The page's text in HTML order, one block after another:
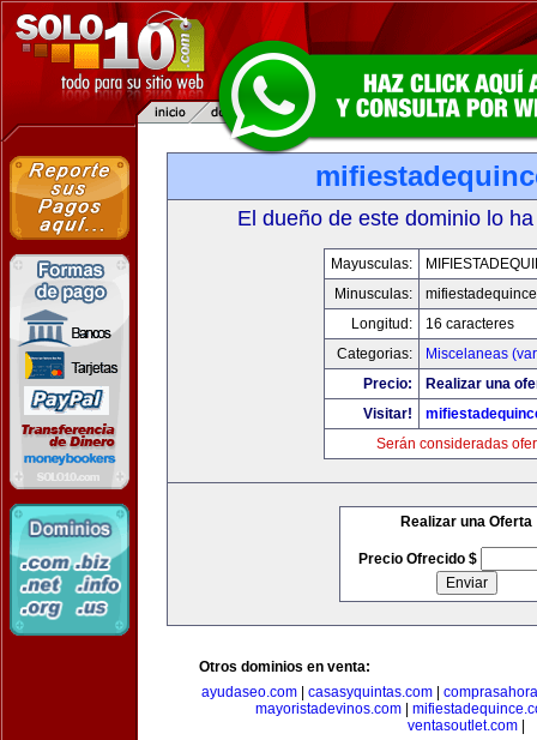
El dueño de este dominio lo
Mayusculas:
Minusculas:
Longitud:
16 caracteres
Categorias:
Miscelaneas
Precio:
Realizar una
Visitar!
Serán consideradas
Realizar una Oferta
Precio Ofrecido $
Otros dominios en venta:
ayudaseo.com
casasyquintas.com
mayoristadevinos.com
ventasoutlet.com